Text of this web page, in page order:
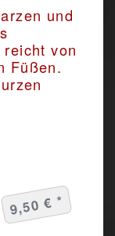
9,50 € *